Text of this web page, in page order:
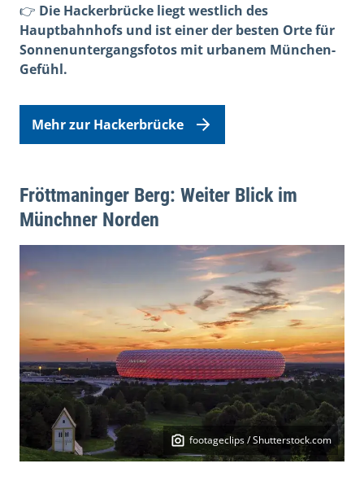
👉 Die Hackerbrücke liegt westlich des
Hauptbahnhofs und ist einer der besten Orte für
Sonnenuntergangsfotos mit urbanem München-
Gefühl.
Mehr zur Hackerbrücke
Fröttmaninger Berg: Weiter Blick im
Münchner Norden
footageclips / Shutterstock.com